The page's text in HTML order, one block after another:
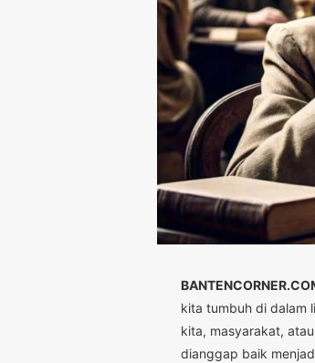
kita tumbuh di dalam
kita, masyarakat,
dianggap baik